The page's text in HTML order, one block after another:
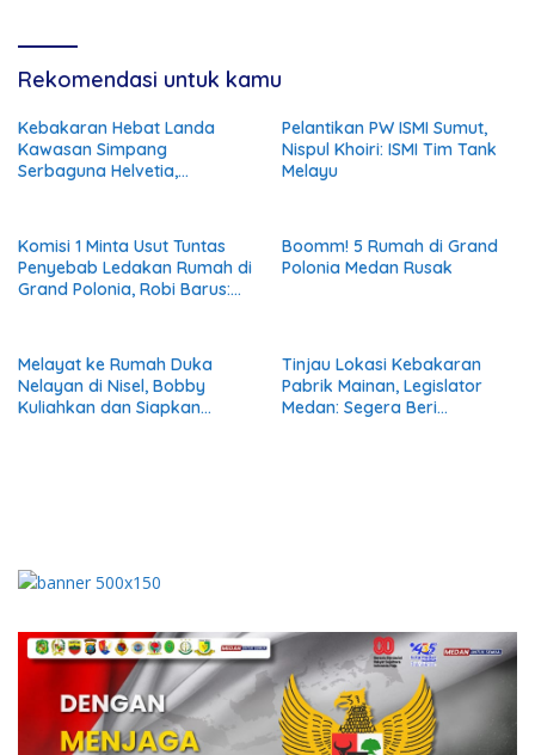
Rekomendasi untuk kamu
Kebakaran Hebat Landa
Kawasan Simpang
Serbaguna Helvetia,
Pelantikan PW ISMI Sumut,
Nispul Khoiri: ISMI Tim Tank
Melayu
Komisi 1 Minta Usut Tuntas
Penyebab Ledakan Rumah di
Grand Polonia, Robi Barus:
Bertanggungjawab
Boomm! 5 Rumah di Grand
Polonia Medan Rusak
Melayat ke Rumah Duka
Nelayan di Nisel, Bobby
Kuliahkan dan Siapkan
Tinjau Lokasi Kebakaran
Pabrik Mainan, Legislator
Medan: Segera Beri